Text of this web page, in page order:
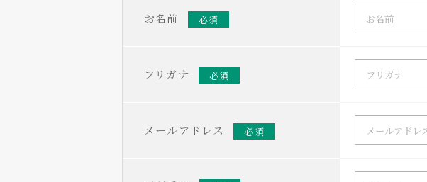
お名前 必須
フリガナ 必須
メールアドレス 必須